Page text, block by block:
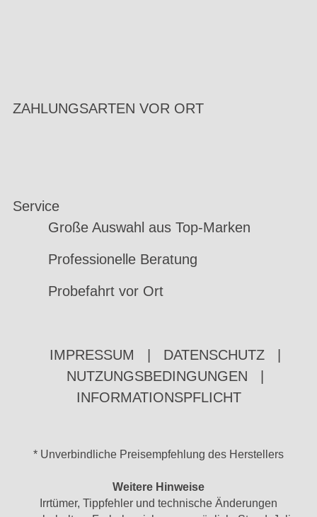
ZAHLUNGSARTEN VOR ORT
Service
Große Auswahl aus Top-Marken
Professionelle Beratung
Probefahrt vor Ort
IMPRESSUM DATENSCHUTZ
NUTZUNGSBEDINGUNGEN
INFORMATIONSPFLICHT
* Unverbindliche Preisempfehlung des Herstellers
Weitere Hinweise
Irrtümer, Tippfehler und technische Änderungen